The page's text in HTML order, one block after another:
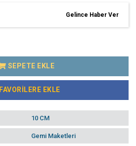
Gelince Haber Ver
SEPETE EKLE
FAVORILERE EKLE
10 CM
Gemi Maketleri